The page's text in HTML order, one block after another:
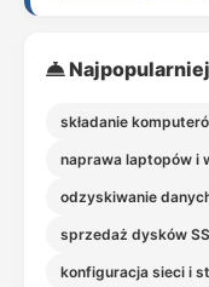
składanie
naprawa laptopów i
odzyskiwanie
sprzedaż dysków
konfiguracja sieci i